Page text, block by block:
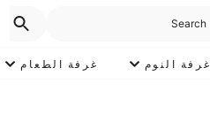
غرفة النوم غرفة الطعام